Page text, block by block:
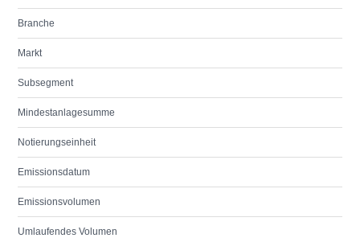
Branche
Markt
Subsegment
Mindestanlagesumme
Notierungseinheit
Emissionsdatum
Emissionsvolumen
Umlaufendes Volumen